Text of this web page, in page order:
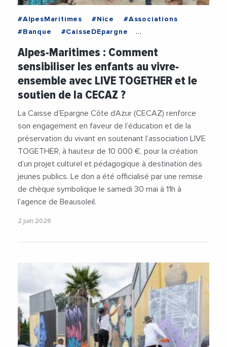
#AlpesMaritimes #Nice
#Associations
#Banque
#CaisseDEpargne
#Jeunesse
#Social
Alpes-Maritimes : Comment
sensibiliser les enfants au vivre-
ensemble avec LIVE TOGETHER et le
soutien de la CECAZ ?
La Caisse d’Epargne Côte d’Azur (CECAZ) renforce
son engagement en faveur de l’éducation et de la
préservation du vivant en soutenant l’association LIVE
TOGETHER, à hauteur de 10 000 €, pour la création
d’un projet culturel et pédagogique à destination des
jeunes publics. Le don a été officialisé par une remise
de chèque symbolique le samedi 30 mai à 11h à
l’agence de Beausoleil.
2 juin 2026